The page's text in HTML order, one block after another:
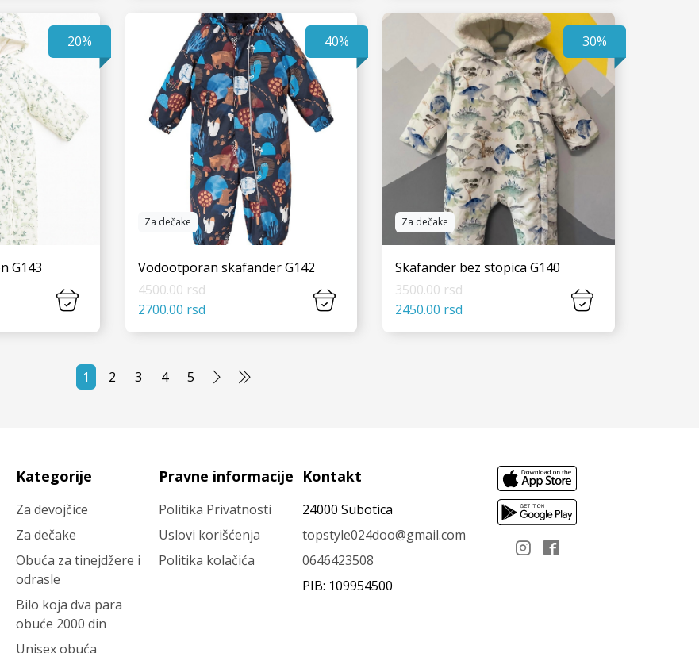
VIDI JOŠ VIDI JOŠ
20%
G143
40%
Za dečake
Vodootporan skafander G142
4500.00 rsd
2700.00 rsd
30%
Za dečake
Skafander bez stopica G140
3500.00 rsd
2450.00 rsd
1 2 3 4 5
Kategorije
Za devojčice
Za dečake
Obuća za tinejdžere i
odrasle
Bilo koja dva para
obuće 2000 din
Unisex obuća
Pravne informacije
Politika Privatnosti
Uslovi korišćenja
Politika kolačića
Kontakt
24000 Subotica
topstyle024doo@gmail.com
0646423508
PIB: 109954500